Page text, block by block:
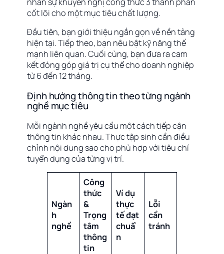
cốt lõi cho một mục tiêu chất lượng.
Đầu tiên, bạn giới thiệu ngắn gọn về nền tảng
hiện tại. Tiếp theo, bạn nêu bật kỹ năng thế
mạnh liên quan. Cuối cùng, bạn đưa ra cam
kết đóng góp giá trị cụ thể cho doanh nghiệp
từ 6 đến 12 tháng.
Định hướng thông tin theo từng ngành
nghề mục tiêu
Mỗi ngành nghề yêu cầu một cách tiếp cận
thông tin khác nhau. Thực tập sinh cần điều
chỉnh nội dung sao cho phù hợp với tiêu chí
tuyển dụng của từng vị trí.
Ngàn
h
nghề
Công
thức
&
Trọng
tâm
thông
tin
Ví dụ
thực
tế đạt
chuẩ
n
Lỗi
cần
tránh